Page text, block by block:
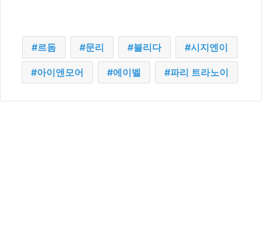
르돔 문리 블리다 시지엔이
아이앤모어 에이벨 파리 트라노이